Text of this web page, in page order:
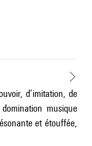
d’imitation, de
musique
et étouffée,